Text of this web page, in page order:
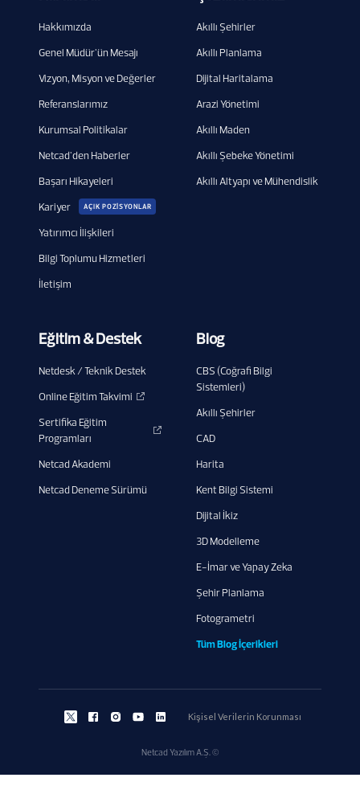
Hakkımızda
Genel Müdür'ün Mesajı
Vizyon, Misyon ve Değerler
Referanslarımız
Kurumsal Politikalar
Netcad'den Haberler
Başarı Hikayeleri
Kariyer
AÇIK POZİSYONLAR
Yatırımcı İlişkileri
Bilgi Toplumu Hizmetleri
İletişim
Akıllı Şehirler
Akıllı Planlama
Dijital Haritalama
Arazi Yönetimi
Akıllı Maden
Akıllı Şebeke Yönetimi
Akıllı Altyapı ve Mühendislik
Eğitim & Destek
Netdesk / Teknik Destek
Online Eğitim Takvimi
Sertifika Eğitim
Programları
Netcad Akademi
Netcad Deneme Sürümü
Blog
CBS (Coğrafi Bilgi
Sistemleri)
Akıllı Şehirler
CAD
Harita
Kent Bilgi Sistemi
Dijital İkiz
3D Modelleme
E-İmar ve Yapay Zeka
Şehir Planlama
Fotogrametri
Tüm Blog İçerikleri
Kişisel Verilerin Korunması
Netcad Yazılım A.Ş. ©